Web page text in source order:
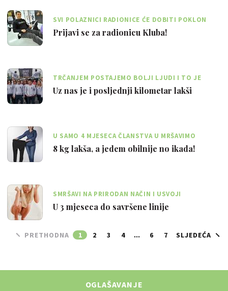
SVI POLAZNICI RADIONICE ĆE DOBITI POKLON
PAKETE POLLEO SPORTA
Prijavi se za radionicu Kluba!
TRČANJEM POSTAJEMO BOLJI LJUDI I TO JE
PORUKA KOJU ŽELIMO SVIMA POSLATI
Uz nas je i posljednji kilometar lakši
U SAMO 4 MJESECA ČLANSTVA U MRŠAVIMO
ZAJEDNO KLUBU, IVANA JE IZGUBILA 8 KG
8 kg lakša, a jedem obilnije no ikada!
SMRŠAVI NA PRIRODAN NAČIN I USVOJI
DUGOTRAJNE ZDRAVE NAVIKE!
U 3 mjeseca do savršene linije
PRETHODNA 1 2 3 4 ... 6 7 SLJEDEĆA
OGLAŠAVANJE